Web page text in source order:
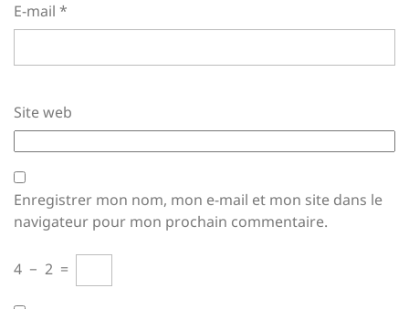
E-mail *
Site web
Enregistrer mon nom, mon e-mail et mon site dans le
navigateur pour mon prochain commentaire.
4 − 2 =